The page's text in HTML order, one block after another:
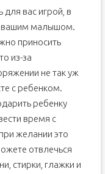
для вас игрой, в
вашим малышом.
приносить
из-за
не так уж
с ребенком.
ребенку
время с
желании это
отвлечься
стирки, глажки и